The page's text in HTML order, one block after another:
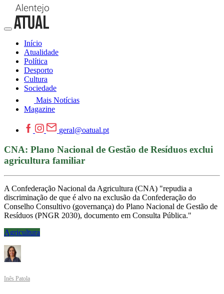
Início
Atualidade
Política
Desporto
Cultura
Sociedade
Mais Notícias
Magazine
geral@oatual.pt
CNA: Plano Nacional de Gestão de Resíduos exclui
agricultura familiar
A Confederação Nacional da Agricultura (CNA) "repudia a
discriminação de que é alvo na exclusão da Confederação do
Conselho Consultivo (governança) do Plano Nacional de Gestão de
Resíduos (PNGR 2030), documento em Consulta Pública."
Agricultura
Inês Patola